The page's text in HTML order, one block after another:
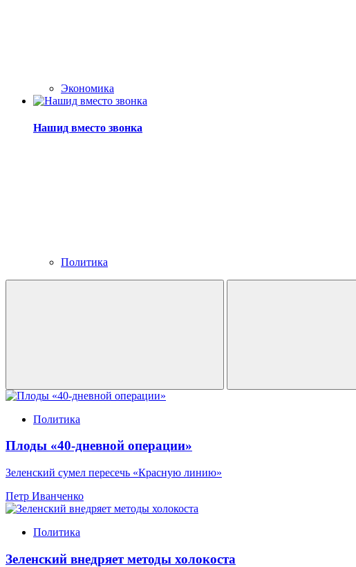
Экономика
Нашид вместо звонка
Политика
Политика
Плоды «40-дневной операции»
Зеленский сумел пересечь «Красную линию»
Петр Иванченко
Политика
Зеленский внедряет методы холокоста